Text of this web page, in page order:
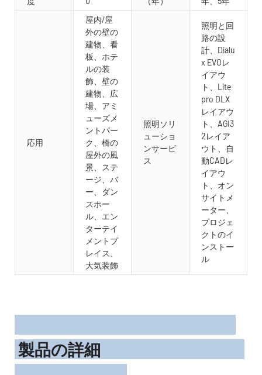
応用
屋内/屋
外の壁の
建物、看
板、ホテ
ルの装
飾、壁の
建物、広
場、アミ
ューズメ
ントパー
ク、橋の
屋外の風
景、ステ
ージ、バ
ー、ダン
スホー
ル、エン
ターテイ
メントプ
レイス、
大気装飾
照明ソリ
ューショ
ンサービ
ス
照明と回
路の設
計、Dialu
x EVOレ
イアウ
ト、Lite
pro DLX
レイアウ
ト、AGI3
2レイア
ウト、自
動CADレ
イアウ
ト、オン
サイトメ
ーター、
プロジェ
クトのイ
ンストー
ル
製品の詳細